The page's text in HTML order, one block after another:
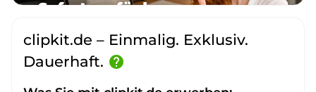
clipkit.de – Einmalig. Exklusiv.
Dauerhaft. help